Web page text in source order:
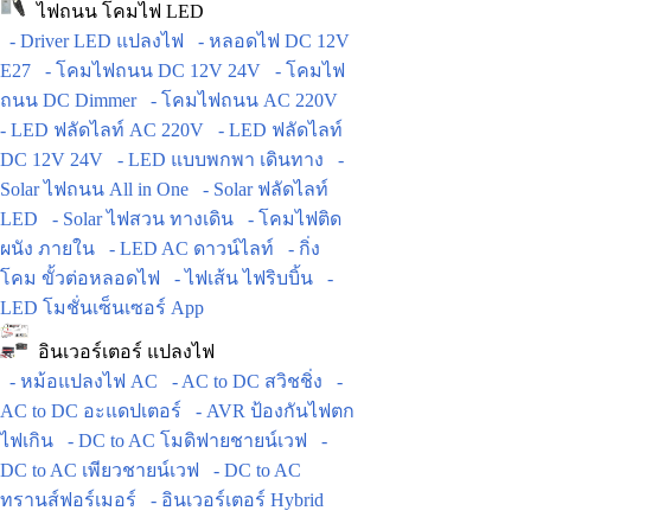
ไฟถนน โคมไฟ LED
- Driver LED แปลงไฟ
- หลอดไฟ DC 12V
E27
- โคมไฟถนน DC 12V 24V
- โคมไฟ
ถนน DC Dimmer
- โคมไฟถนน AC 220V
- LED ฟลัดไลท์ AC 220V
- LED ฟลัดไลท์
DC 12V 24V
- LED แบบพกพา เดินทาง
-
Solar ไฟถนน All in One
- Solar ฟลัดไลท์
LED
- Solar ไฟสวน ทางเดิน
- โคมไฟติด
ผนัง ภายใน
- LED AC ดาวน์ไลท์
- กิ่ง
โคม ขั้วต่อหลอดไฟ
- ไฟเส้น ไฟริบบิ้น
-
LED โมชั่นเซ็นเซอร์ App
อินเวอร์เตอร์ แปลงไฟ
- หม้อแปลงไฟ AC
- AC to DC สวิชชิ่ง
-
AC to DC อะแดปเตอร์
- AVR ป้องกันไฟตก
ไฟเกิน
- DC to AC โมดิฟายชายน์เวฟ
-
DC to AC เพียวชายน์เวฟ
- DC to AC
ทรานส์ฟอร์เมอร์
- อินเวอร์เตอร์ Hybrid